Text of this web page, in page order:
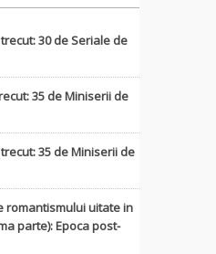
30 de Seriale de
35 de Miniserii de
35 de Miniserii de
romantismului uitate in
parte): Epoca post-